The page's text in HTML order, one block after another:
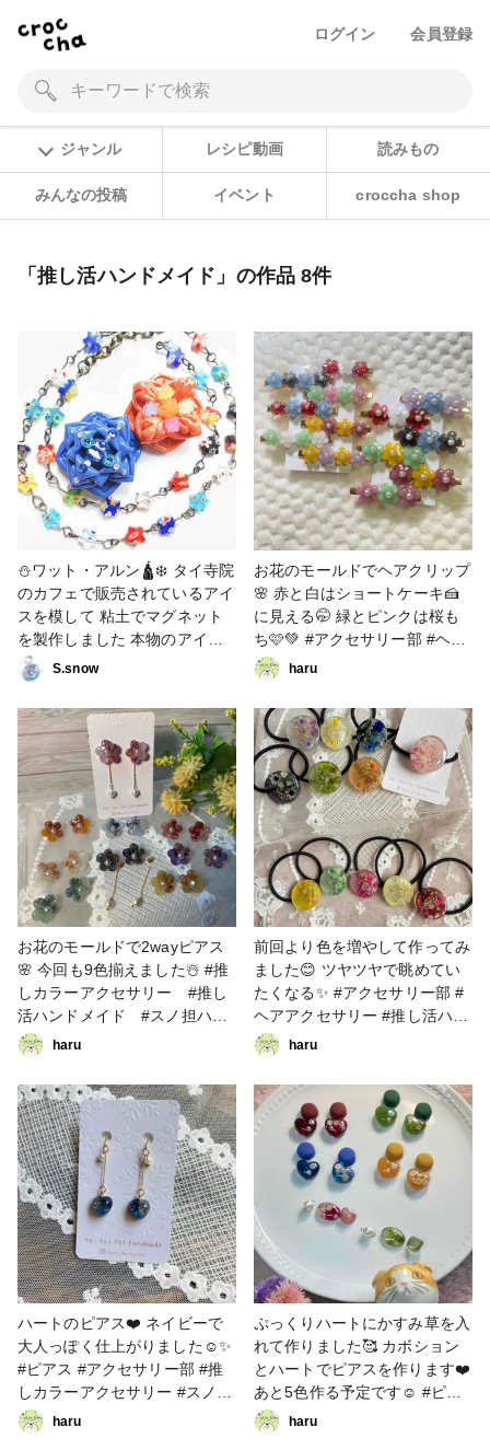
ログイン 会員登録
ジャンル レシピ動画 読みもの
みんなの投稿 イベント croccha shop
「推し活ハンドメイド」の作品 8件
⛄️ワット・アルン🛕❄️ タイ寺院
のカフェで販売されているアイ
スを模して 粘土でマグネット
を製作しました 本物のアイス
は綺麗なタイル柄があります
老眼で忠実に再現できないので
💦 推しカラー🧡💙担当のイメ
ージ 元気玉👑王子🧡のカラー
玉とキラキラ石💙をのせてみま
した メンバーカラーの星型ミ
ルフィオリでチェーンも製作 #
推し活 #推し活ハンドメイド
S.snow
お花のモールドでヘアクリップ
🌸 赤と白はショートケーキ🍰
に見える🤭 緑とピンクは桜も
ち🩷💚 #アクセサリー部 #ヘア
アクセサリー #推しカラーアク
セサリー #推し活ハンドメイ
ド #スノ担ハンドメイド作家
haru
お花のモールドで2wayピアス
🌸 今回も9色揃えました☃️ #推
しカラーアクセサリー #推し
活ハンドメイド #スノ担ハン
ドメイド作家
haru
前回より色を増やして作ってみ
ました😊 ツヤツヤで眺めてい
たくなる✨ #アクセサリー部 #
ヘアアクセサリー #推し活ハン
ドメイド #推しカラーアクセサ
リー #メンバーカラーアクセサ
リー #スノ担ハンドメイド作家
haru
ハートのピアス❤️ ネイビーで
大人っぽく仕上がりました☺️✨
#ピアス #アクセサリー部 #推
しカラーアクセサリー #スノ担
ハンドメイド作家 #推し活ハン
ドメイド
haru
ぷっくりハートにかすみ草を入
れて作りました🥰 カボション
とハートでピアスを作ります❤️
あと5色作る予定です☺️ #ピア
ス #推しカラーアクセサリー #
推し活ハンドメイド #スノ担ハ
haru